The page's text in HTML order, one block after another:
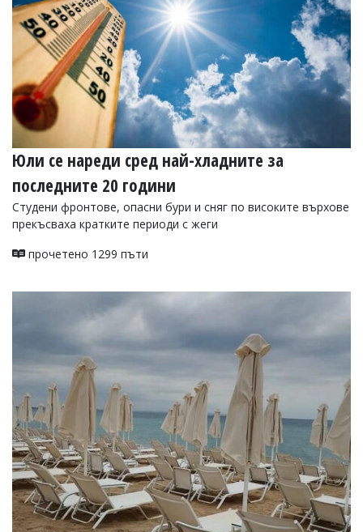
Юли се нареди сред най-хладните за
последните 20 години
Студени фронтове, опасни бури и сняг по високите върхове
прекъсваха кратките периоди с жеги
прочетено 1299 пъти